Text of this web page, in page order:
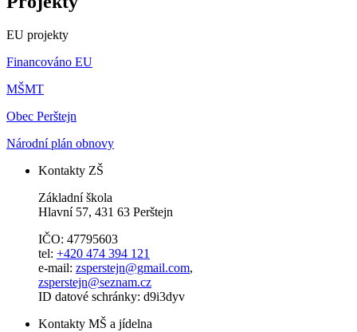
EU projekty
Financováno EU
MŠMT
Obec Perštejn
Národní plán obnovy
Kontakty ZŠ
Základní škola
Hlavní 57, 431 63 Perštejn
IČO: 47795603
tel: +420 474 394 121
e-mail: zsperstejn@gmail.com,
zsperstejn@seznam.cz
ID datové schránky: d9i3dyv
Kontakty MŠ a jídelna